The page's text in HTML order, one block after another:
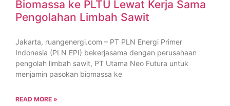
Biomassa ke PLTU Lewat Kerja Sama
Pengolahan Limbah Sawit
Jakarta, ruangenergi.com – PT PLN Energi Primer
Indonesia (PLN EPI) bekerjasama dengan perusahaan
pengolah limbah sawit, PT Utama Neo Futura untuk
menjamin pasokan biomassa ke
READ MORE »